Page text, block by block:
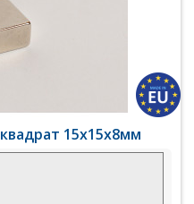
15х15х8мм